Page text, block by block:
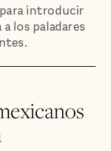
introducir
los paladares